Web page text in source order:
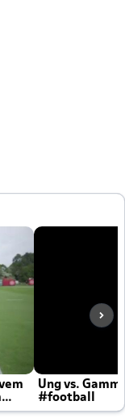
Ung vs.
#football